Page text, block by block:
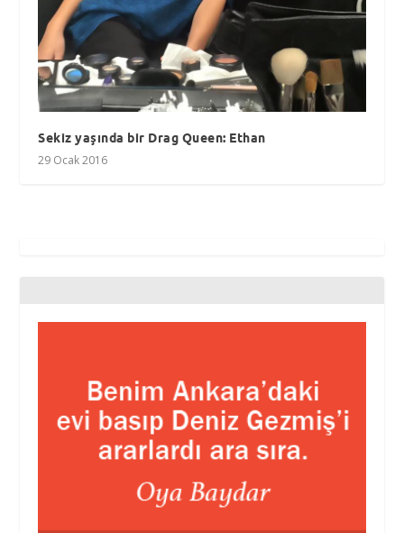
Sekiz yaşında bir Drag Queen: Ethan
29 Ocak 2016